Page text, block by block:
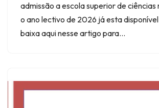
admissão a escola superior de ciências
o ano lectivo de 2026 já esta
baixa aqui nesse artigo para…